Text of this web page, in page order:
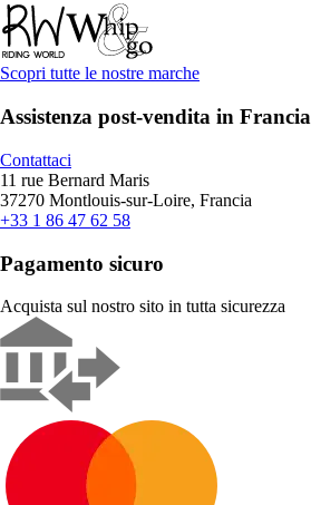
Scopri tutte le nostre marche
Assistenza post-vendita in Francia
Contattaci
11 rue Bernard Maris
37270 Montlouis-sur-Loire, Francia
+33 1 86 47 62 58
Pagamento sicuro
Acquista sul nostro sito in tutta sicurezza